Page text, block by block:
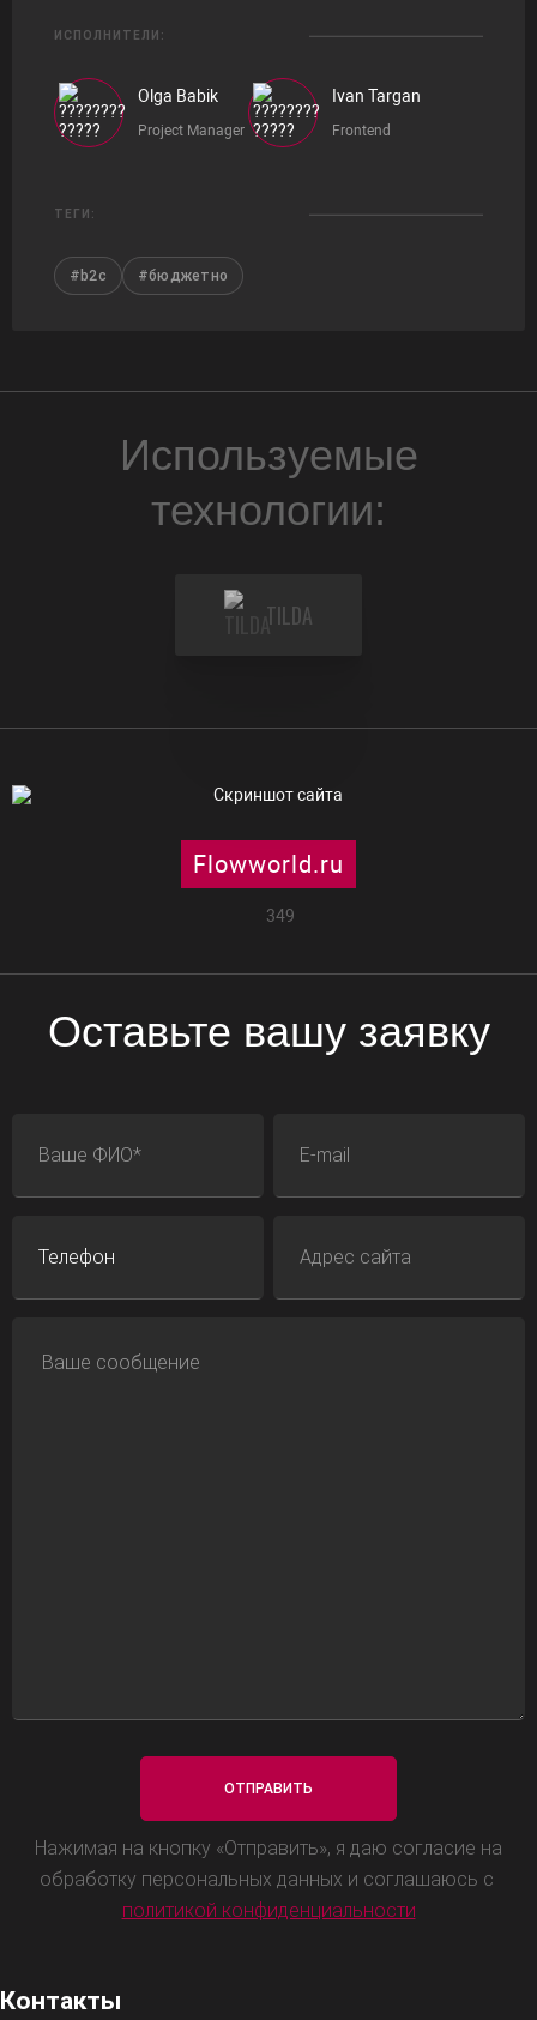
ИСПОЛНИТЕЛИ:
Olga Babik
Project Manager
Ivan Targan
Frontend
ТЕГИ:
#b2c #бюджетно
Используемые
технологии:
TILDA
Flowworld.ru
349
Оставьте вашу заявку
Нажимая на кнопку «Отправить», я даю согласие на
обработку персональных данных и соглашаюсь с
политикой конфиденциальности
Контакты